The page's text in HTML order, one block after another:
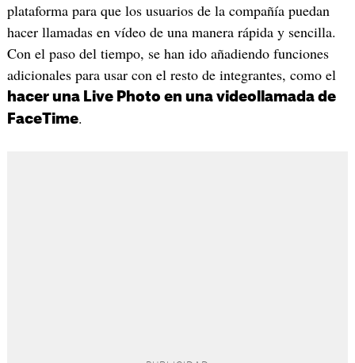
plataforma para que los usuarios de la compañía puedan
hacer llamadas en vídeo de una manera rápida y sencilla.
Con el paso del tiempo, se han ido añadiendo funciones
adicionales para usar con el resto de integrantes, como el
hacer una Live Photo en una videollamada de
FaceTime.